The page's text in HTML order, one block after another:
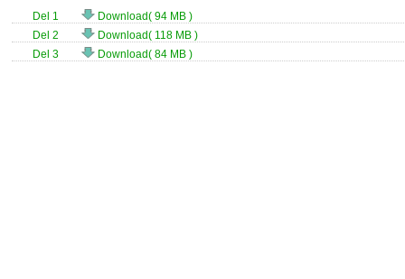
Del 1
Download( 94 MB )
Del 2
Download( 118 MB )
Del 3
Download( 84 MB )